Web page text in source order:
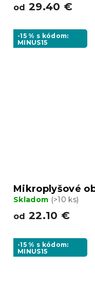
od 29.40 €
-15 % s kódom:
MINUS15
Mikroplyšové
Skladom (>10 ks)
od 22.10 €
-15 % s kódom:
MINUS15